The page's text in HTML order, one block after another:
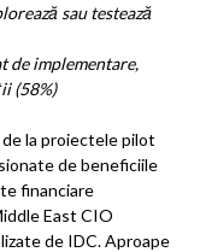
sau testează
de implementare,
(58%)
la proiectele pilot
de beneficiile
financiare
East CIO
de IDC. Aproape